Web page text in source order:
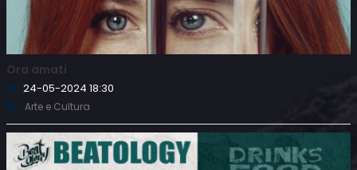
Ora amati
24-05-2024 18:30
Arte e Cultura